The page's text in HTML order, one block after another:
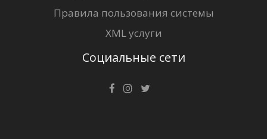
Правила пользования системы
XML услуги
Социальные сети